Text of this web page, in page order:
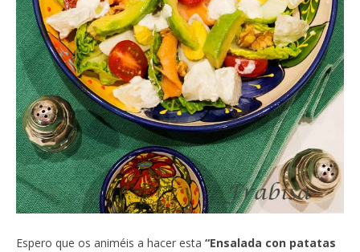
Espero que os animéis a hacer esta “Ensalada con patatas